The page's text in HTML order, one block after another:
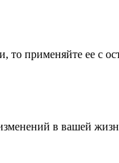
то применяйте ее с
в вашей